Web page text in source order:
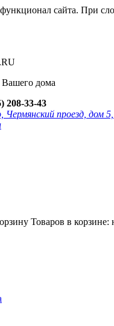
сайта. При
Вашего дома
208-33-43
Чермянский проезд, дом
Товаров в корзине: